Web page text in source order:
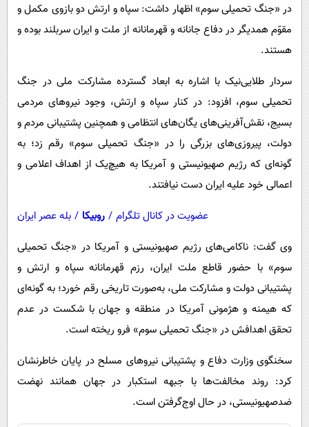
فرهنگی
اجتماعی
حیات وحش
سیاست خارجی
در «جنگ تحمیلی سوم» اظهار داشت: سپاه و ارتش دو بازوی مکمل و
مقوّم همدیگر در دفاع جانانه و قهرمانانه از ملت و ایران سربلند بوده و
هستند.
سردار طلایی‌نیک با اشاره به ابعاد گسترده مشارکت ملی در جنگ
تحمیلی سوم، افزود: در کنار سپاه و ارتش، وجود نیروهای مردمی
بسیج، نقش‌آفرینی‌های یگان‌های انتظامی و همچنین پشتیبانی مردم و
دولت، پیروزی‌های بزرگی را در «جنگ تحمیلی سوم» رقم زد؛ به
گونه‌‎ای که رژیم صهیونیستی و آمریکا به هیچ‌یک از اهداف اعلامی و
اعمالی خود علیه ایران دست نیافتند.
عضویت در کانال تلگرام / روبیکا / بله عصر ایران
وی گفت: ناکامی‌های رژیم صهیونیستی و آمریکا در «جنگ تحمیلی
سوم» با حضور قاطع ملت ایران، رزم قهرمانانه سپاه و ارتش و
پشتیبانی دولت و مشارکت ملی، به‌صورت تاریخی رقم خورد؛ به گونه‌ای
که هیمنه و هژمونی آمریکا در منطقه و جهان با شکست در عدم
تحقق اهدافش در «جنگ تحمیلی سوم» فرو ریخته است.
سخنگوی وزارت دفاع و پشتیبانی نیروهای مسلح در پایان خاطرنشان
کرد: روند مخالفت‌ها با جبهه استکبار در جهان همانند نهضت
ضدصهیونیستی، در حال اوج‌گرفتن است.